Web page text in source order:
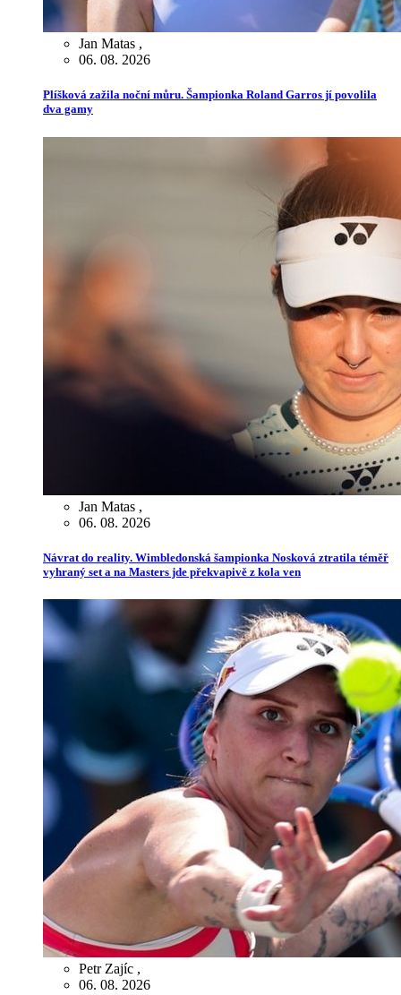
Jan Matas ,
06. 08. 2026
Plíšková zažila noční můru. Šampionka Roland Garros jí povolila
dva gamy
Jan Matas ,
06. 08. 2026
Návrat do reality. Wimbledonská šampionka Nosková ztratila téměř
vyhraný set a na Masters jde překvapivě z kola ven
Petr Zajíc ,
06. 08. 2026